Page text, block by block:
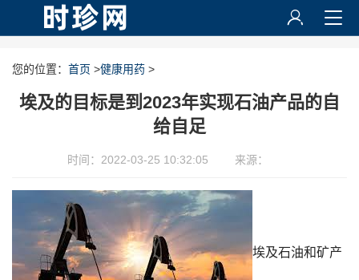
您的位置： 首页 >健康用药 >
埃及的目标是到2023年实现石油产品的自
给自足
时间：2022-03-25 10:32:05 来源：
埃及石油和矿产